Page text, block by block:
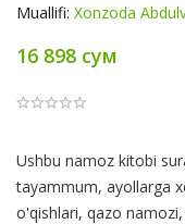
Muallifi: Xonzoda
16 898 сум
Product
Summery
Ushbu namoz kitobi
tayammum, ayollarga
o'qishlari, qazo